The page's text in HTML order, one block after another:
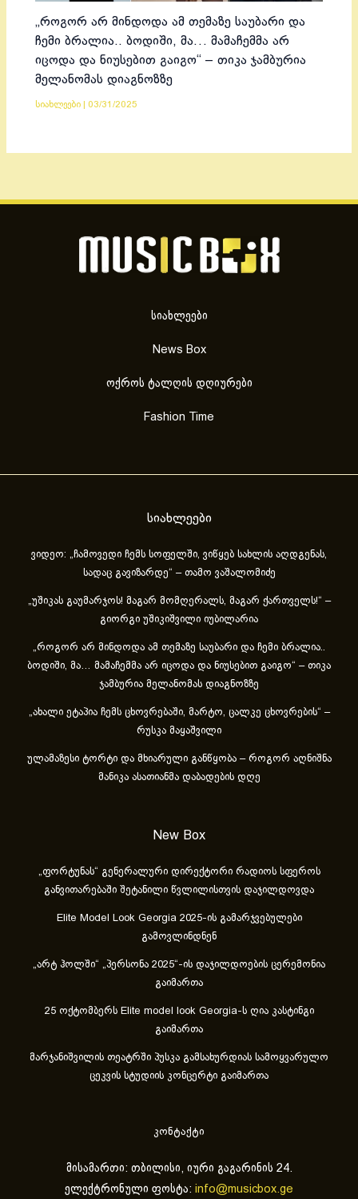
„როგორ არ მინდოდა ამ თემაზე საუბარი და
ჩემი ბრალია.. ბოდიში, მა… მამაჩემმა არ
იცოდა და ნიუსებით გაიგო“ – თიკა ჯამბურია
მელანომას დიაგნოზზე
სიახლეები 03/31/2025
სიახლეები
News Box
ოქროს ტალღის დღიურები
Fashion Time
სიახლეები
ვიდეო: „ჩამოვედი ჩემს სოფელში, ვიწყებ სახლის აღდგენას,
სადაც გავიზარდე“ – თამო ვაშალომიძე
„უშიკას გაუმარჯოს! მაგარ მომღერალს, მაგარ ქართველს!“ –
გიორგი უშიკიშვილი იუბილარია
„როგორ არ მინდოდა ამ თემაზე საუბარი და ჩემი ბრალია..
ბოდიში, მა… მამაჩემმა არ იცოდა და ნიუსებით გაიგო“ – თიკა
ჯამბურია მელანომას დიაგნოზზე
„ახა­ლი ეტა­პია ჩემს ცხოვ­რე­ბა­ში, მარ­ტო, ცალ­კე ცხოვ­რე­ბის“ –
რუსკა მაყაშვილი
ულამაზესი ტორტი და მხიარული განწყობა – როგორ აღნიშნა
მანიკა ასათიანმა დაბადების დღე
New Box
„ფორტუნას“ გენერალური დირექტორი რადიოს სფეროს
განვითარებაში შეტანილი წვლილისთვის დაჯილდოვდა
Elite Model Look Georgia 2025-ის გამარჯვებულები
გამოვლინდნენ
„არტ ჰოლში“ „პერსონა 2025“-ის დაჯილდოების ცერემონია
გაიმართა
25 ოქტომბერს Elite model look Georgia-ს ღია კასტინგი
გაიმართა
მარჯანიშვილის თეატრში პუსკა გამსახურდიას სამოყვარულო
ცეკვის სტუდიის კონცერტი გაიმართა
კონტაქტი
მისამართი: თბილისი, იური გაგარინის 24.
ელექტრონული ფოსტა: info@musicbox.ge